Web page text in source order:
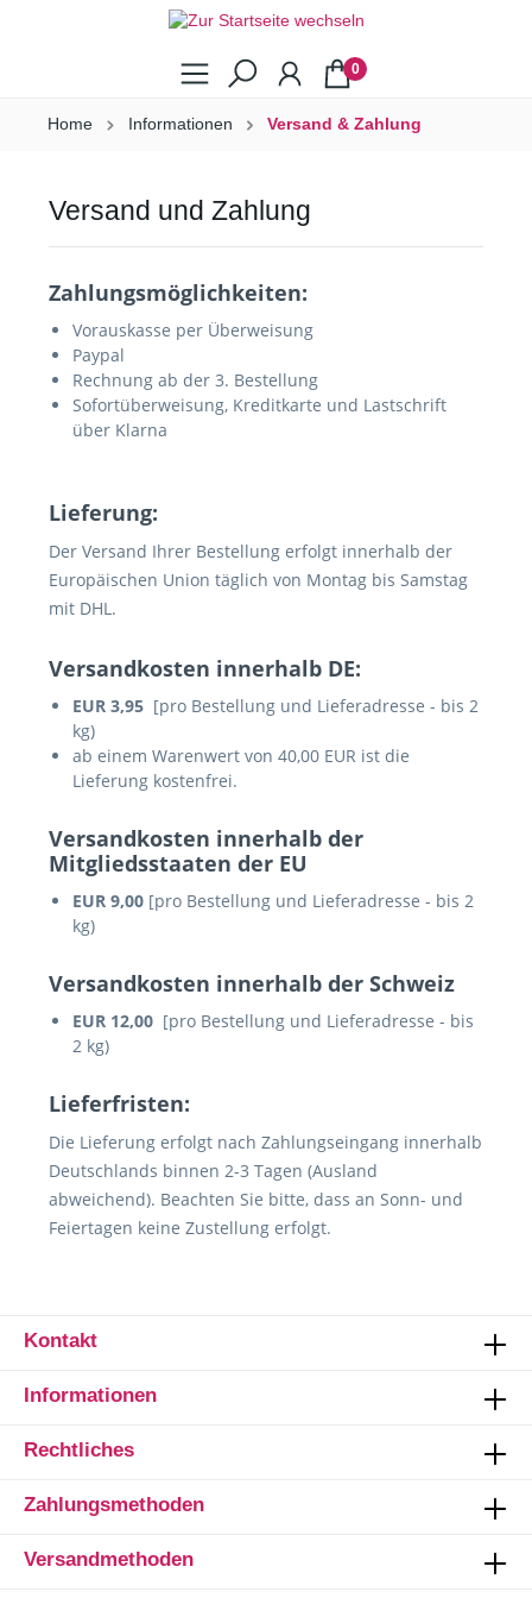
0
Home Informationen Versand & Zahlung
Versand und Zahlung
Zahlungsmöglichkeiten:
Vorauskasse per Überweisung
Paypal
Rechnung ab der 3. Bestellung
Sofortüberweisung, Kreditkarte und Lastschrift
über Klarna
Lieferung:
Der Versand Ihrer Bestellung erfolgt innerhalb der
Europäischen Union täglich von Montag bis Samstag
mit DHL.
Versandkosten innerhalb DE:
EUR 3,95 [pro Bestellung und Lieferadresse - bis 2
kg)
ab einem Warenwert von 40,00 EUR ist die
Lieferung kostenfrei.
Versandkosten innerhalb der
Mitgliedsstaaten der EU
EUR 9,00 [pro Bestellung und Lieferadresse - bis 2
kg)
Versandkosten innerhalb der Schweiz
EUR 12,00 [pro Bestellung und Lieferadresse - bis
2 kg)
Lieferfristen:
Die Lieferung erfolgt nach Zahlungseingang innerhalb
Deutschlands binnen 2-3 Tagen (Ausland
abweichend). Beachten Sie bitte, dass an Sonn- und
Feiertagen keine Zustellung erfolgt.
Kontakt
Informationen
Rechtliches
Zahlungsmethoden
Versandmethoden